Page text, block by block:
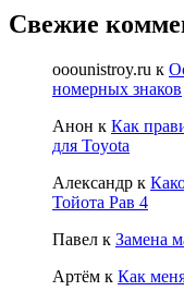
Свежие
ooounistroy.ru к
номерных знаков
Анон к Как
для Toyota
Александр к
Тойота Рав 4
Павел к Замена
Артём к Как